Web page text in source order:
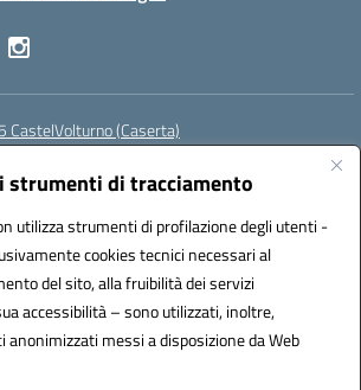
strumenti di tracciamento
utilizza strumenti di profilazione degli utenti -
cookies tecnici necessari al
del sito, alla fruibilità dei servizi
accessibilità – sono utilizzati, inoltre,
messi a disposizione da Web
CastelVolturno (Caserta)
(PEC):ceis014005@pec.istruzione.it
CEIS014005
Amministrazioni (IPA): istsc_ceis014005
(CUF): UOU8EW